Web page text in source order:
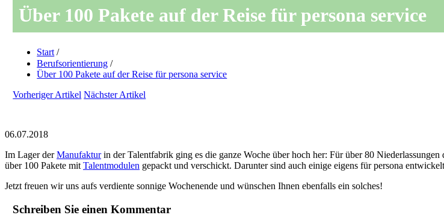
Über 100 Pakete auf der Reise für persona service
Start /
Berufsorientierung /
Über 100 Pakete auf der Reise für persona service
Vorheriger Artikel Nächster Artikel
06.07.2018
Im Lager derManufakturin der Talentfabrik ging es die ganze Woche über hoch her: Für über 80 Niederlassungen
über 100 Pakete mitTalentmodulen gepackt und verschickt. Darunter sind auch einige eigens für persona
Jetzt freuen wir uns aufs verdiente sonnige Wochenende und wünschen Ihnen ebenfalls ein solches!
Schreiben Sie einen Kommentar